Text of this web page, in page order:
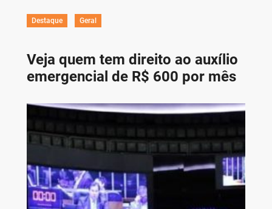
Destaque Geral
Veja quem tem direito ao auxílio
emergencial de R$ 600 por mês